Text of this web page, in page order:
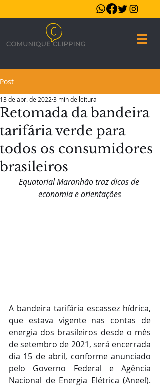
Post
Retomada da bandeira
tarifária verde para
todos os consumidores
brasileiros
13 de abr. de 2022 3 min de leitura
Equatorial Maranhão traz dicas de
economia e orientações
A bandeira tarifária escassez hídrica,
que estava vigente nas contas de
energia dos brasileiros desde o mês
de setembro de 2021, será encerrada
dia 15 de abril, conforme anunciado
pelo Governo Federal e Agência